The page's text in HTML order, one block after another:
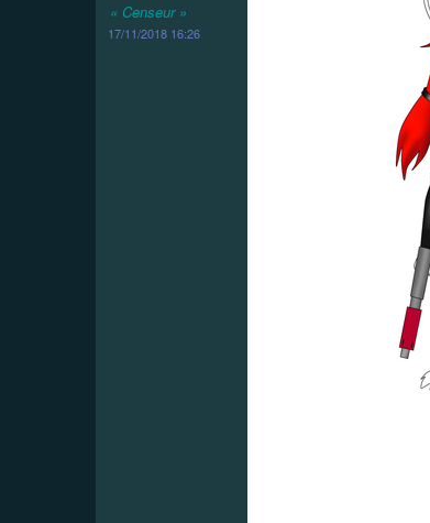
« Censeur »
17/11/2018 16:26